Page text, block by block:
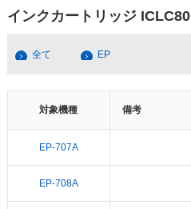
インクカートリッジ
全て EP
対象機種 備考
EP-707A
EP-708A